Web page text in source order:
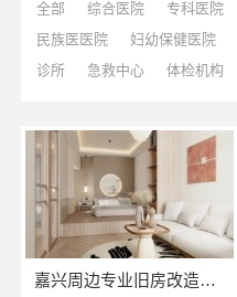
全部 综合医院 专科医院
民族医医院
妇幼保健医院
诊所
急救中心 体检机构
嘉兴周边专业旧房改造施工案例嘉兴美居乐